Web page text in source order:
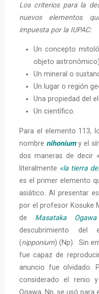
Los criterios para la
nuevos elementos
impuesta por la IUPAC:
Un concepto
objeto astronómico)
Un mineral o
Un lugar o región
Una propiedad del
Un científico.
Para el elemento 113,
nombrenihonium y el
dos maneras de decir
literalmente «la tierra
es el primer elemento
asiático. Al presentar
por el profesor Kosuke
de Masataka Ogawa
descubrimiento del
(nipponium) (Np). Sin
fue capaz de
anuncio fue olvidado.
considerado el renio
Ogawa, Np, se usó para